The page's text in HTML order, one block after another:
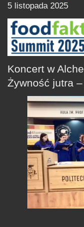
5 listopada 2025
Koncert w
Żywność jutra